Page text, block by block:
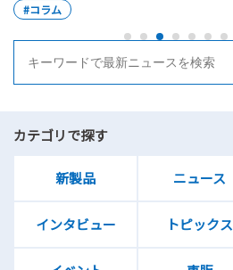
#コラム
カテゴリで探す
新製品 ニュース
インタビュー トピックス